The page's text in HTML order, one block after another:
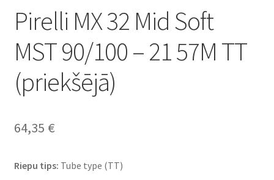
Pirelli MX 32 Mid Soft
MST 90/100 – 21 57M TT
(priekšējā)
64,35 €
Riepu tips: Tube type (TT)